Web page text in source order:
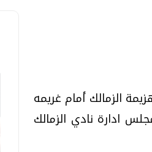
الزمالك أمام غريمه
ادارة نادي الزمالك